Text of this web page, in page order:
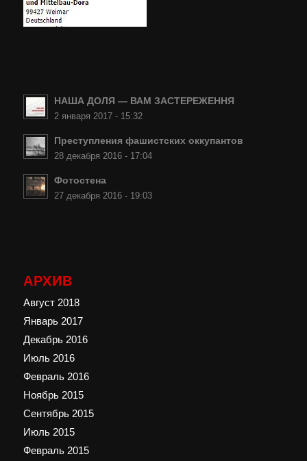
НАША ДОЛЯ — ВАМ ЗАСТЕРЕЖЕННЯ
2 января 2017 - 15:32
Преступления фашистских оккупантов
28 декабря 2016 - 17:04
Фотостена
27 декабря 2016 - 19:03
АРХИВ
Август 2018
Январь 2017
Декабрь 2016
Июль 2016
Февраль 2016
Ноябрь 2015
Сентябрь 2015
Июль 2015
Февраль 2015